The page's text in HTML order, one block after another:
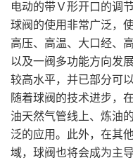
电动的带Ｖ形开口的调节
球阀的使用非常广泛，
高压、高温、大口经、
以及一阀多功能方向发
较高水平，并已部分可
随着球阀的技术进步，
油天然气管线上、炼油
泛的应用。此外，在其
域，球阀也将会成为主